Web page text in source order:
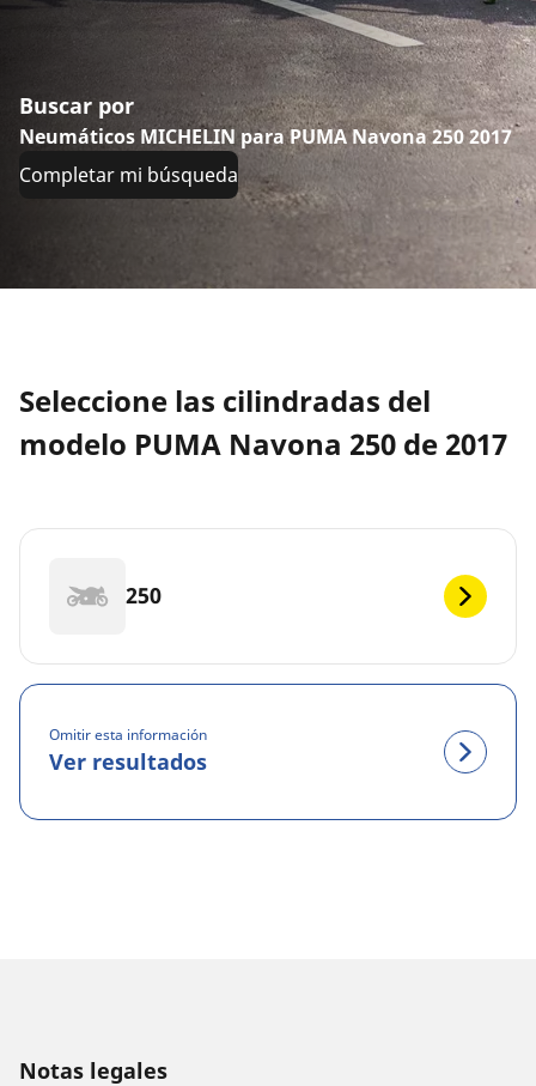
Buscar por
Neumáticos MICHELIN para PUMA Navona 250 2017
Completar mi búsqueda
Seleccione las cilindradas del
modelo PUMA Navona 250 de 2017
250
Omitir esta información
Ver resultados
Notas legales